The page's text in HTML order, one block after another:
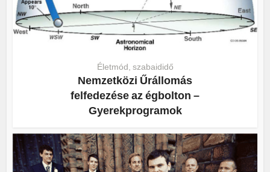
Életmód, szabaididő
Nemzetközi Űrállomás
felfedezése az égbolton –
Gyerekprogramok